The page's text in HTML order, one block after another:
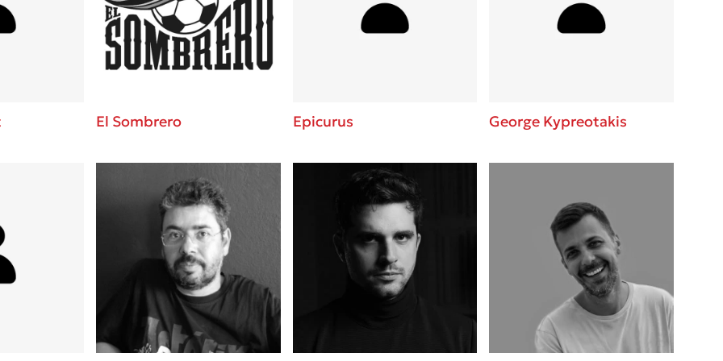
3 βιβλία που μπορείς να διαβάσεις σε
μια μέρα!
Εύκολη συνταγή για chicken BBQ pizza
παύση σε μετωπική σύγκρουση με τη
Πάνω, κάτω, μπροστά, πίσω; Κάνε το
τεστ και ανακάλυψε την τάση σου!
El Sombrero Epicurus George Kypreotakis